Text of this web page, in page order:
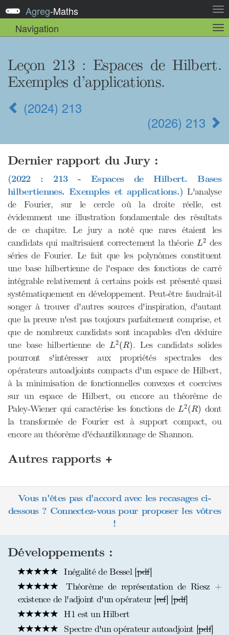
la
Agreg-Maths
Navigation
la
Leçon 213 : Espaces de Hilbert.
Exemples d’applications.
(2024) 213
(2026) 213
Dernier rapport du Jury :
(2022 : 213 - Espaces de Hilbert. Bases
hilbertiennes. Exemples et applications.) L'analyse
de Fourier, sur le cercle où la droite réelle, est
évidemment une illustration fondamentale des résultats
de ce chapitre. Le jury a noté que rares étaient les
candidats qui maîtrisaient correctement la théorie L2
L2 des
séries de Fourier. Le fait que les polynômes constituent
une base hilbertienne de l'espace des fonctions de carré
intégrable relativement à certains poids est présenté quasi
systématiquement en développement. Peut-être faudrait-il
songer à trouver d'autres sources d'inspiration, d'autant
que la preuve n'est pas toujours parfaitement comprise, et
que de nombreux candidats sont incapables d'en déduire
une base hilbertienne deL2(R)
L2 ( R) . Les candidats solides
pourront s'intéresser aux propriétés spectrales des
opérateurs autoadjoints compacts d'un espace de Hilbert,
à la minimisation de fonctionnelles convexes et coercives
sur un espace de Hilbert, ou encore au théorème de
Paley-Wiener qui caractérise les fonctions de L2(R)
L2 ( R) dont
la transformée de Fourier est à support compact, ou
encore au théorème d'échantillonnage de Shannon.
Autres rapports +
Vous n'êtes pas d'accord avec les recasages ci-
dessous ? Connectez-vous pour proposer les vôtres
!
Développements :
Inégalité de Bessel [pdf]
Théorème de représentation de Riesz +
existence de l'adjoint d'un opérateur [ref] [pdf]
H1 est un Hilbert
Spectre d'un opérateur autoadjoint [pdf]